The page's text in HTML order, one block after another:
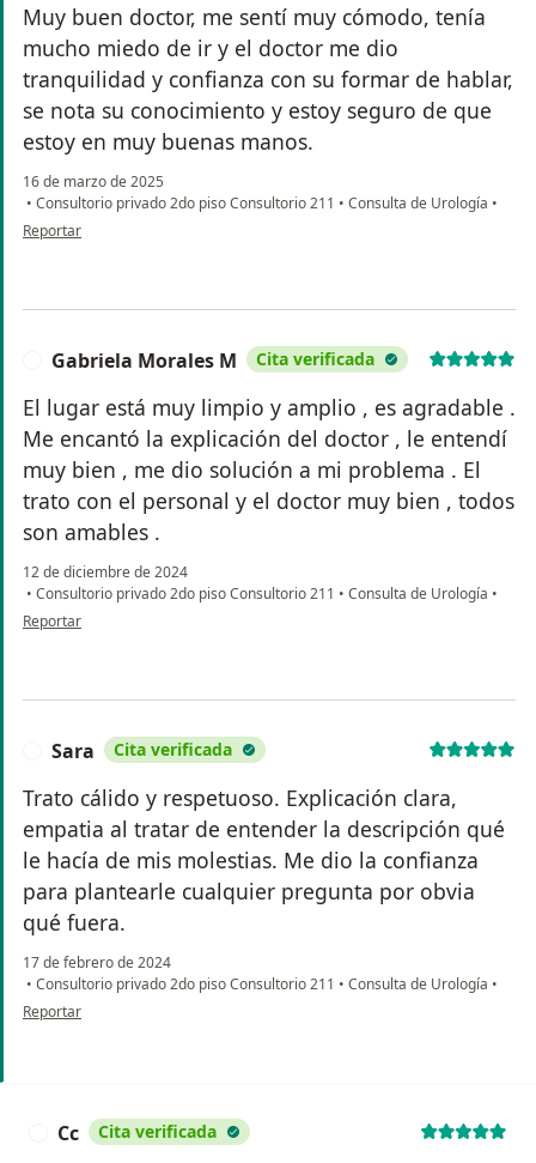
Muy buen doctor, me sentí muy cómodo, tenía
mucho miedo de ir y el doctor me dio
tranquilidad y confianza con su formar de hablar,
se nota su conocimiento y estoy seguro de que
estoy en muy buenas manos.
16 de marzo de 2025
• Consultorio privado 2do piso Consultorio 211 • Consulta de Urología •
en opinión del usuario Antonio
Reportar
Gabriela Morales M Cita verificada
El lugar está muy limpio y amplio , es agradable .
Me encantó la explicación del doctor , le entendí
muy bien , me dio solución a mi problema . El
trato con el personal y el doctor muy bien , todos
son amables .
12 de diciembre de 2024
• Consultorio privado 2do piso Consultorio 211 • Consulta de Urología •
en opinión del usuario Gabriela Morales M
Reportar
Sara Cita verificada
Trato cálido y respetuoso. Explicación clara,
empatia al tratar de entender la descripción qué
le hacía de mis molestias. Me dio la confianza
para plantearle cualquier pregunta por obvia
qué fuera.
17 de febrero de 2024
• Consultorio privado 2do piso Consultorio 211 • Consulta de Urología •
en opinión del usuario Sara
Reportar
Cc Cita verificada